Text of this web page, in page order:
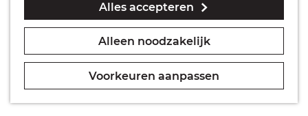
Alles accepteren
Alleen noodzakelijk
Voorkeuren aanpassen
Geocachen
Naar het museum